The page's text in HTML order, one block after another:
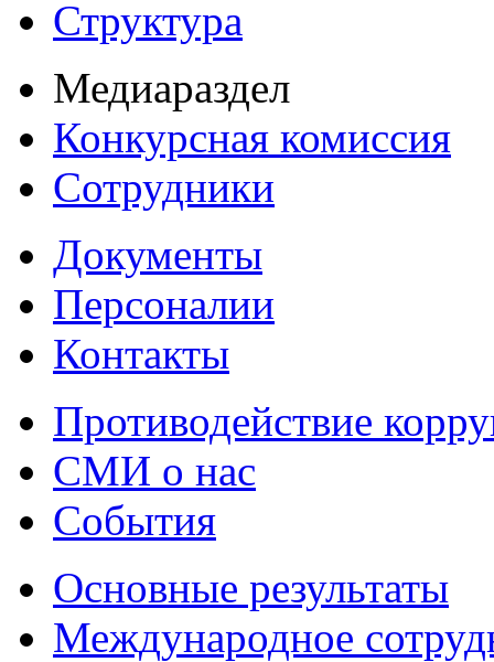
Структура
Медиараздел
Конкурсная комиссия
Сотрудники
Документы
Персоналии
Контакты
Противодействие
СМИ о нас
События
Основные результаты
Международное